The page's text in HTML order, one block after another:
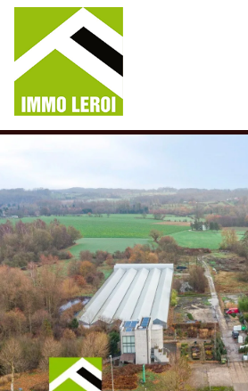
Menu overslaan en naar de inhoud